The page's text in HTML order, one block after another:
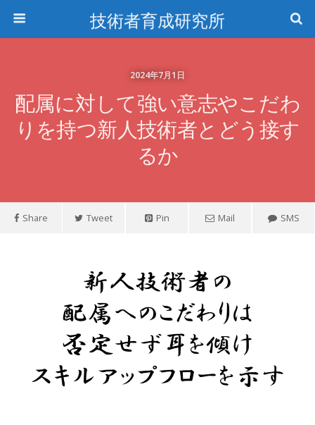
技術者育成研究所
2024年7月1日
配属に対して強い意志やこだわ
りを持つ新人技術者とどう接す
るか
Share Tweet Pin Mail SMS